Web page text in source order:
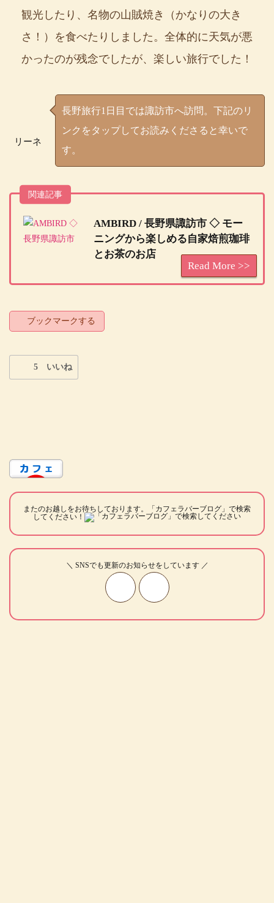
観光したり、名物の山賊焼き（かなりの大き
さ！）を食べたりしました。全体的に天気が悪
かったのが残念でしたが、楽しい旅行でした！
リーネ
長野旅行1日目では諏訪市へ訪問。下記のリ
ンクをタップしてお読みくださると幸いで
す。
関連記事
AMBIRD / 長野県諏訪市 ◇ モー
ニングから楽しめる自家焙煎珈琲
とお茶のお店
ブックマークする
5 いいね
またのお越しをお待ちしております。「カフェラバーブログ」で検索
してください！
＼ SNSでも更新のお知らせをしています ／